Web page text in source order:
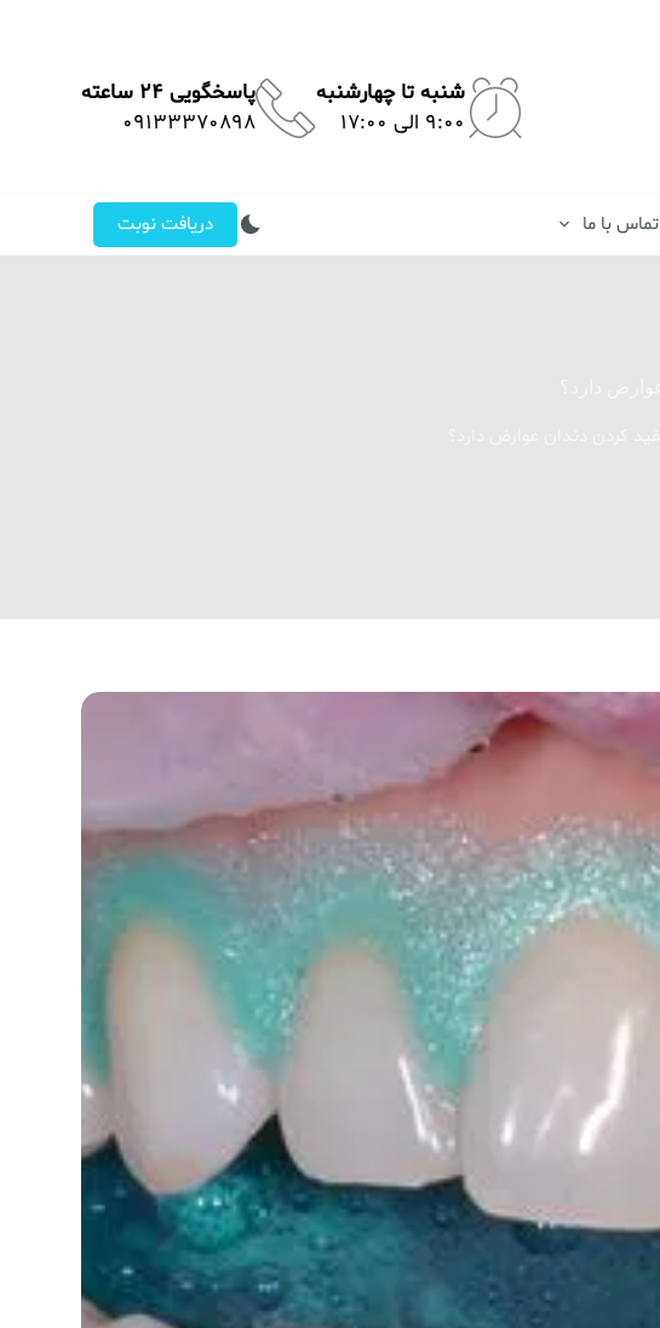
شنبه تا چهارشنبه
9:00 الی 17:00
پاسخگویی 24 ساعته
09133370898
تماس با ما دریافت نوبت